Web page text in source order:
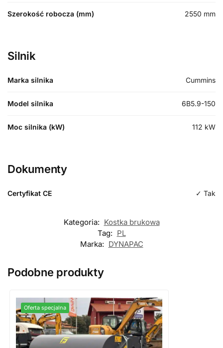
Szerokość robocza (mm) 2550 mm
Silnik
Marka silnika Cummins
Model silnika 6B5.9-150
Moc silnika (kW) 112 kW
Dokumenty
Certyfikat CE ✓ Tak
Kategoria: Kostka brukowa
Tag: PL
Marka: DYNAPAC
Podobne produkty
Oferta specjalna